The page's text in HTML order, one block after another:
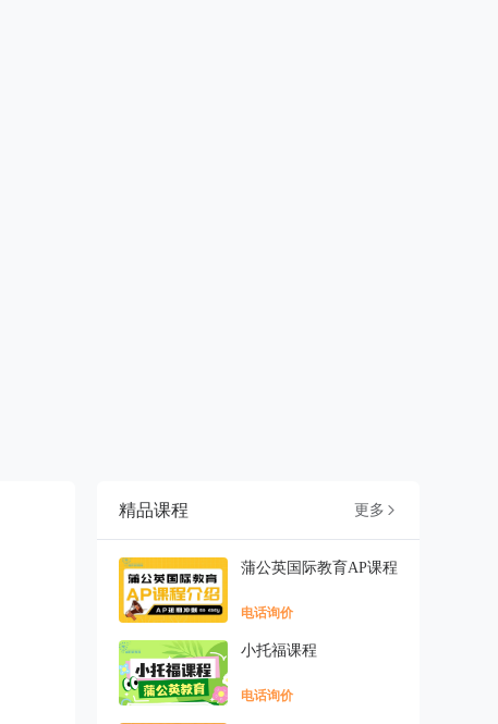
精品课程 更多 
蒲公英国际教育AP课程
电话询价
小托福课程
电话询价